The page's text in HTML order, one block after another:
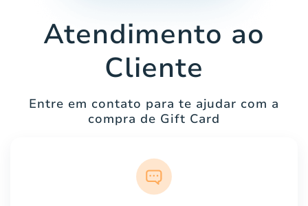
Atendimento ao
Cliente
Entre em contato para te ajudar com a
compra de Gift Card